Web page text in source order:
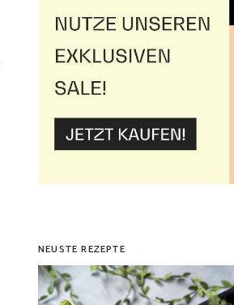
NEUSTE REZEPTE